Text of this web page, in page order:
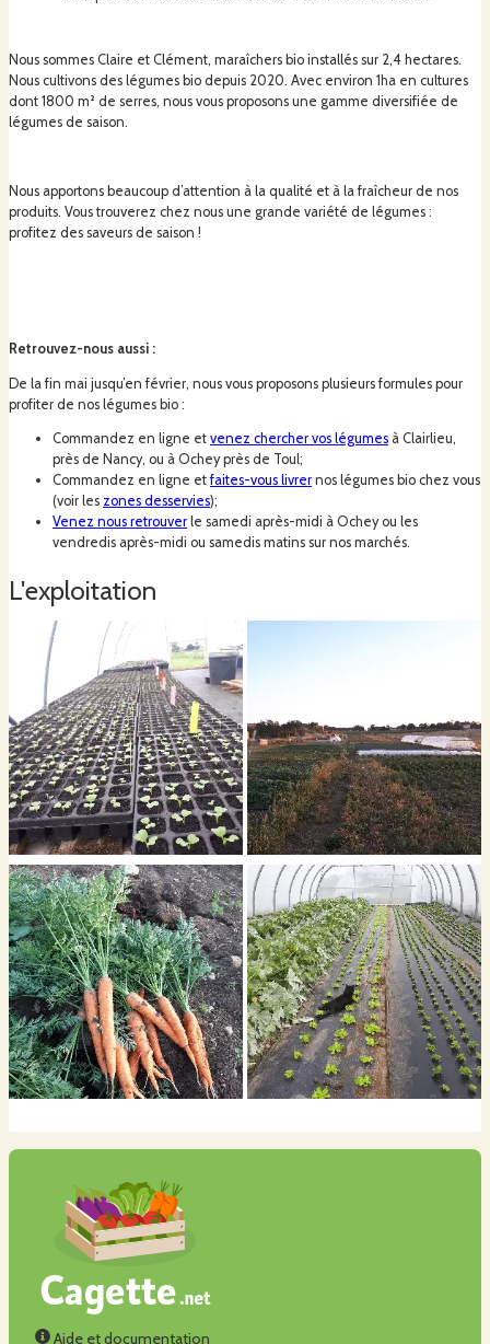
Nous sommes Claire et Clément, maraîchers bio installés sur 2,4 hectares.
Nous cultivons des légumes bio depuis 2020. Avec environ 1ha en cultures
dont 1800 m² de serres, nous vous proposons une gamme diversifiée de
légumes de saison.
Nous apportons beaucoup d’attention à la qualité et à la fraîcheur de nos
produits. Vous trouverez chez nous une grande variété de légumes :
profitez des saveurs de saison !
Retrouvez-nous aussi :
De la fin mai jusqu’en février, nous vous proposons plusieurs formules pour
profiter de nos légumes bio :
Commandez en ligne et venez chercher vos légumes à Clairlieu,
près de Nancy, ou à Ochey près de Toul;
Commandez en ligne etfaites-vous livrer nos légumes bio chez vous
(voir les zones desservies);
Venez nous retrouver le samedi après-midi à Ochey ou les
vendredis après-midi ou samedis matins sur nos marchés.
L'exploitation
Aide et documentation